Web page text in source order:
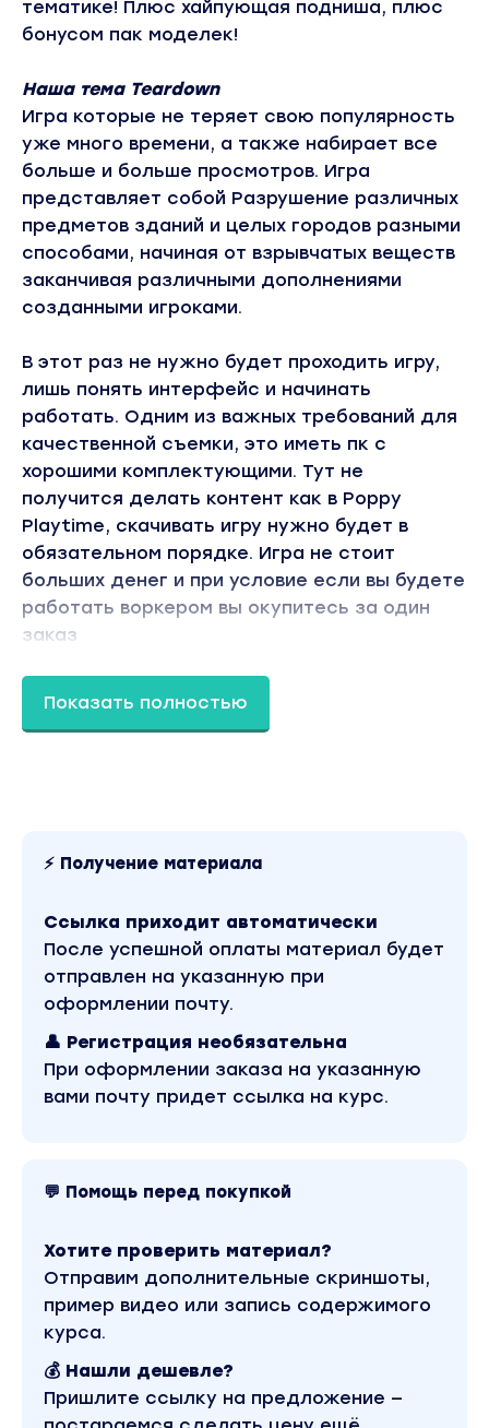
тематике! Плюс хайпующая подниша, плюс
бонусом пак моделек!
Наша тема Teardown
Игра которые не теряет свою популярность
уже много времени, а также набирает все
больше и больше просмотров. Игра
представляет собой Разрушение различных
предметов зданий и целых городов разными
способами, начиная от взрывчатых веществ
заканчивая различными дополнениями
созданными игроками.
В этот раз не нужно будет проходить игру,
лишь понять интерфейс и начинать
работать. Одним из важных требований для
качественной съемки, это иметь пк с
хорошими комплектующими. Тут не
получится делать контент как в Poppy
Playtime, скачивать игру нужно будет в
обязательном порядке. Игра не стоит
больших денег и при условие если вы будете
работать воркером вы окупитесь за один
заказ
Как видите, это пятое видео по нише и сразу
улетело в космос! Канал соответственно на
монете и уже зарабатывает неплохие
деньги, стата ниже
Создавать его не трудно я все подробно
Показать полностью
⚡ Получение материала
Ссылка приходит автоматически
После успешной оплаты материал будет
отправлен на указанную при
оформлении почту.
👤 Регистрация необязательна
При оформлении заказа на указанную
вами почту придет ссылка на курс.
💬 Помощь перед покупкой
Хотите проверить материал?
Отправим дополнительные скриншоты,
пример видео или запись содержимого
курса.
💰 Нашли дешевле?
Пришлите ссылку на предложение —